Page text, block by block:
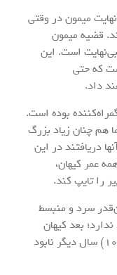
میمون در وقتی
قضیه میمون
است. این
که حتی
داد.
بوده است.
هم چنان زیاد بزرگ
دریافتند در این
عمر کیهان،
را تایپ کند.
سرد و منبسط
بعد کیهان
) سال دیگر نابود